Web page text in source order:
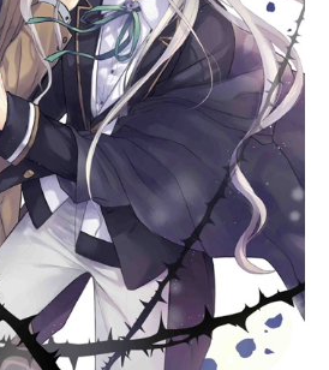
きボルト”の物語が今、始まる!!作品
名BORUTO-ボルト-NARUTONEXTG
ENERATIONS放送形態TVアニメスケ
ジュール2017年4月5日（水）～2023
年3月26日（日）テレビ東京ほか話数
全292話キャストうずまきボルト：三
瓶由布子うちはサラダ：菊池こころ
ミツキ：木島隆一奈良シカダイ：小
野賢章秋道チョウチョウ：白石涼子
山中いのじん：阿部敦うずまきナル
ト：竹内順子うずまきヒナタ：水樹
奈々うずまきヒマワリ：早見沙織う
ちはサスケ：杉山紀彰奈良シカマ
ル：森久保祥太郎油女シノ：川田紳